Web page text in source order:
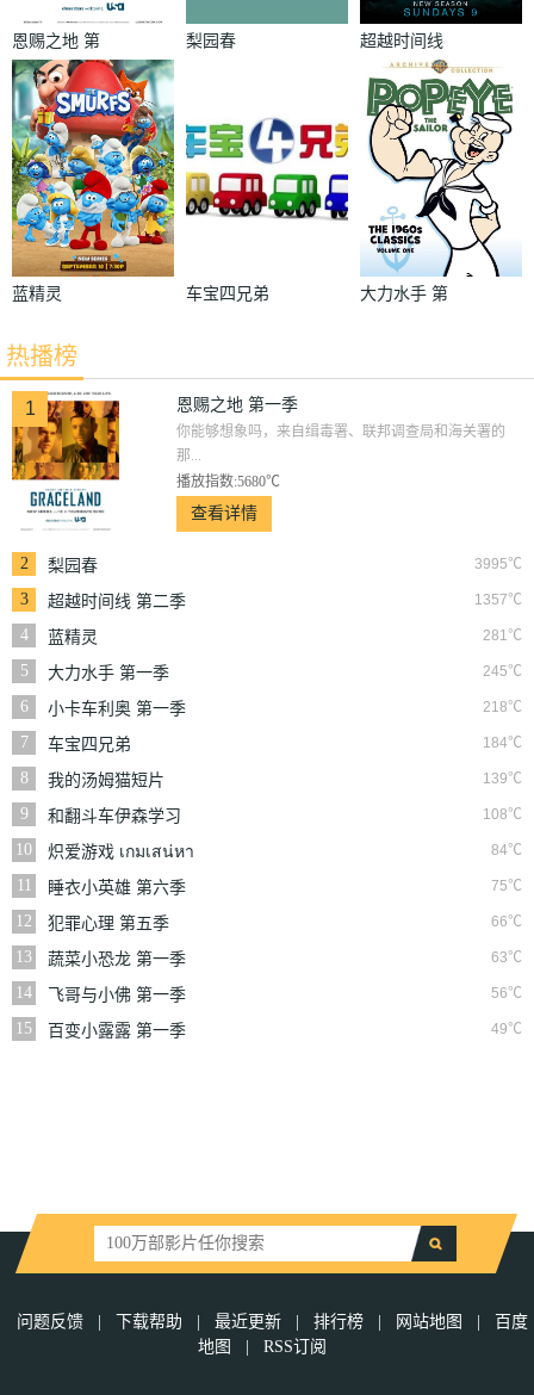
恩赐之地 第
一季
梨园春
超越时间线
第二季
蓝精灵 车宝四兄弟
大力水手 第
热播榜
1 恩赐之地 第一季
你能够想象吗，来自缉毒署、联邦调查局和海关署的
那...
播放指数:5680℃
查看详情
2 3995℃
梨园春
3
1357℃
超越时间线 第二季
4
281℃
蓝精灵
5
245℃
大力水手 第一季
6
218℃
小卡车利奥 第一季
7
184℃
车宝四兄弟
8
139℃
我的汤姆猫短片
9
108℃
和翻斗车伊森学习
10
84℃
炽爱游戏 เกมเสน่หา
11
75℃
睡衣小英雄 第六季
12
66℃
犯罪心理 第五季
13
63℃
蔬菜小恐龙 第一季
14
56℃
飞哥与小佛 第一季
15
49℃
百变小露露 第一季
问题反馈 下载帮助 最近更新 排行榜 网站地图
百度
地图
RSS订阅